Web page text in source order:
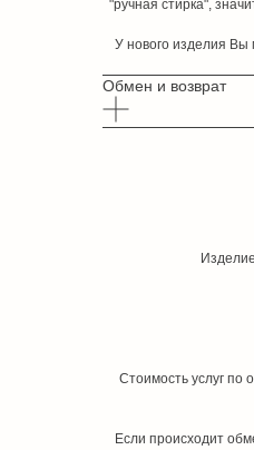
"ручная стирка",
У нового изделия Вы
Обмен и возврат
Стоимость услуг по
Если происходит